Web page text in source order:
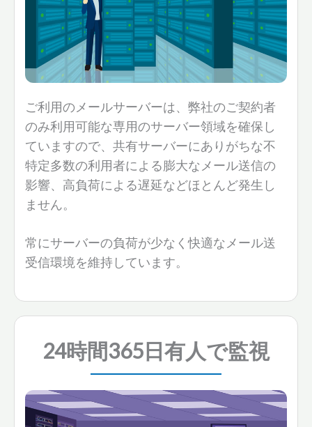
ご利用のメールサーバーは、弊社のご契約者
のみ利用可能な専用のサーバー領域を確保し
ていますので、共有サーバーにありがちな不
特定多数の利用者による膨大なメール送信の
影響、高負荷による遅延などほとんど発生し
ません。
常にサーバーの負荷が少なく快適なメール送
受信環境を維持しています。
24時間365日有人で監視